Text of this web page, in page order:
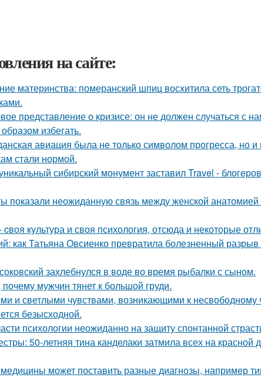
на сайте:
материнства: померанский шпиц восхитила сеть
представление о кризисе: он не должен случаться с
избегать.
авиация была не только символом прогресса, но и
стали нормой.
сибирский монумент заставил Travel -
показали неожиданную связь между женской анатомией
культура и своя психология, отсюда и некоторые
как Татьяна Овсиенко превратила болезненный
захлебнулся в воде во время рыбалки с сыном.
мужчин тянет к большой груди.
и светлыми чувствами, возникающими к несвободному
безысходной.
психологии неожиданно на защиту спонтанной
50-летняя тина канделаки затмила всех на красной
медицины может поставить разные диагнозы, например